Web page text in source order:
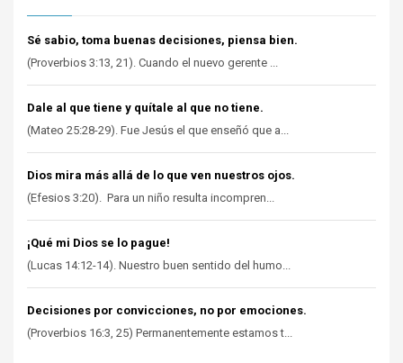
Sé sabio, toma buenas decisiones, piensa bien.
(Proverbios 3:13, 21). Cuando el nuevo gerente ...
Dale al que tiene y quítale al que no tiene.
(Mateo 25:28-29). Fue Jesús el que enseñó que a...
Dios mira más allá de lo que ven nuestros ojos.
(Efesios 3:20). Para un niño resulta incompren...
¡Qué mi Dios se lo pague!
(Lucas 14:12-14). Nuestro buen sentido del humo...
Decisiones por convicciones, no por emociones.
(Proverbios 16:3, 25) Permanentemente estamos t...